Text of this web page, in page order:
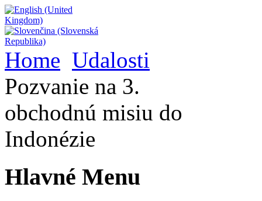
Home Udalosti
Pozvanie na 3.
obchodnú misiu do
Indonézie
Hlavné Menu